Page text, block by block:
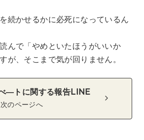
続かせるかに必死になっているん
んで「やめといたほうがいいか
が、そこまで気が回りません。
―トに関する報告LINE
次のページへ